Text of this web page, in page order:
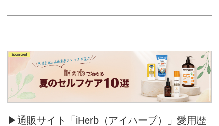
▶通販サイト「iHerb（アイハーブ）」愛用歴